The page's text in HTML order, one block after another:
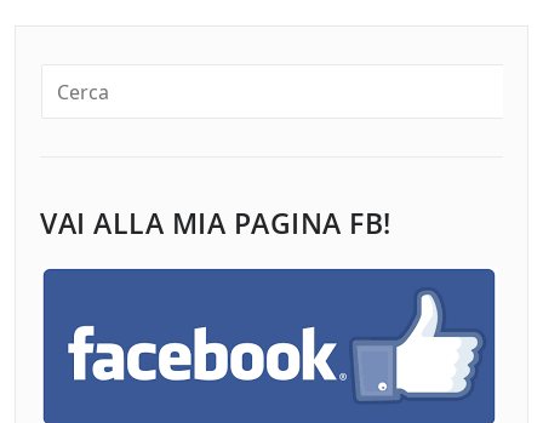
VAI ALLA MIA PAGINA FB!